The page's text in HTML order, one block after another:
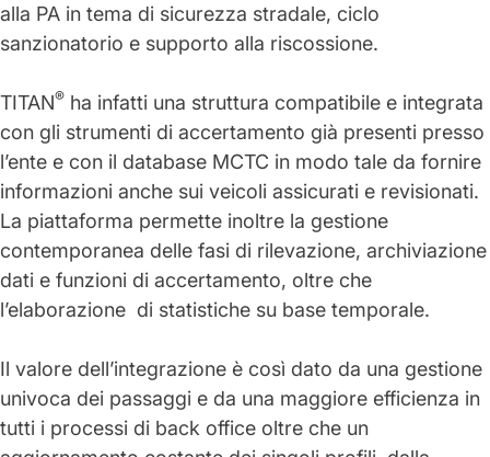
alla PA in tema di sicurezza stradale, ciclo
sanzionatorio e supporto alla riscossione.
TITAN® ha infatti una struttura compatibile e integrata
con gli strumenti di accertamento già presenti presso
l’ente e con il database MCTC in modo tale da fornire
informazioni anche sui veicoli assicurati e revisionati.
La piattaforma permette inoltre la gestione
contemporanea delle fasi di rilevazione, archiviazione
dati e funzioni di accertamento, oltre che
l’elaborazione di statistiche su base temporale.
Il valore dell’integrazione è così dato da una gestione
univoca dei passaggi e da una maggiore efficienza in
tutti i processi di back office oltre che un